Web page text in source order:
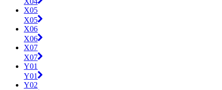
X05
X05
X06
X06
X07
X07
Y01
Y01
Y02